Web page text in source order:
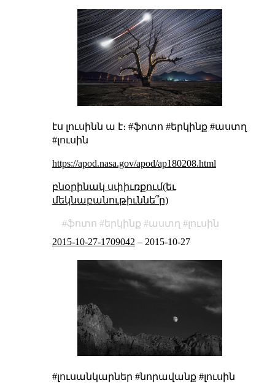
էս լուսինն ա է։ #ֆոտո #երկինք #աստղ
#լուսին
https://apod.nasa.gov/apod/ap180208.html
բնօրինակ սփիւռքում(եւ
մեկնաբանութիւննե՞ր)
ֆոտո երկինք աստղ
լուսին
2015-10-27-1709042 – 2015-10-27
#լուսանկարներ #նորավանք #լուսին